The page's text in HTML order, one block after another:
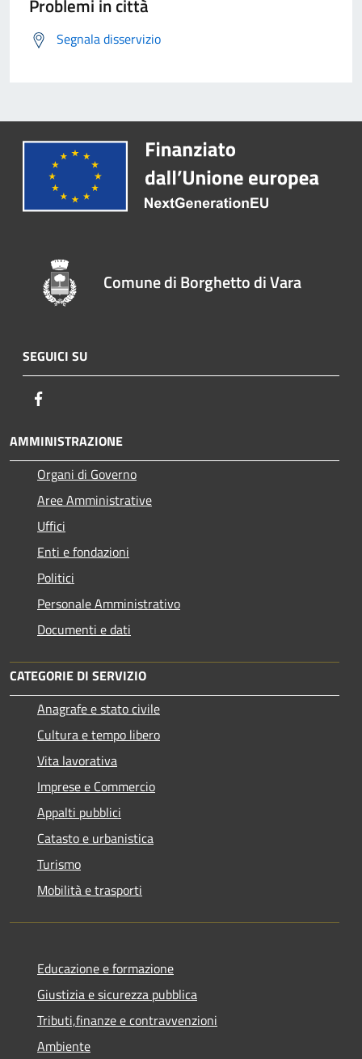
Problemi in città
Segnala disservizio
Comune di Borghetto di Vara
SEGUICI SU
AMMINISTRAZIONE
Organi di Governo
Aree Amministrative
Uffici
Enti e fondazioni
Politici
Personale Amministrativo
Documenti e dati
CATEGORIE DI SERVIZIO
Anagrafe e stato civile
Cultura e tempo libero
Vita lavorativa
Imprese e Commercio
Appalti pubblici
Catasto e urbanistica
Turismo
Mobilità e trasporti
Educazione e formazione
Giustizia e sicurezza pubblica
Tributi,finanze e contravvenzioni
Ambiente